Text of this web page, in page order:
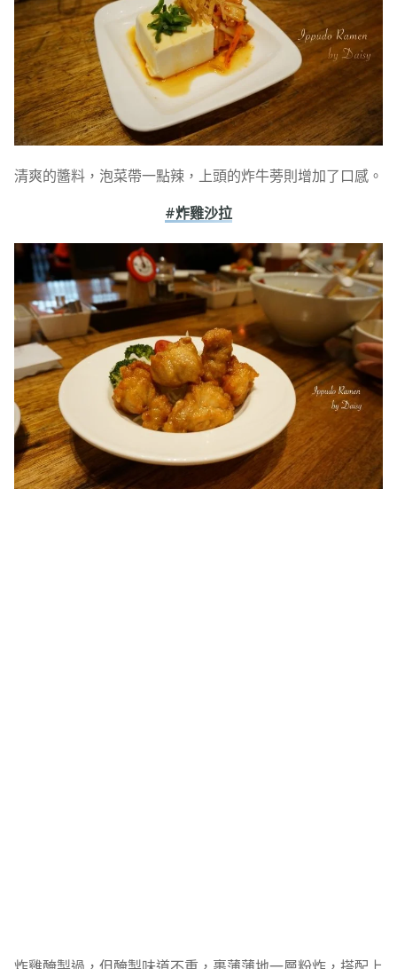
清爽的醬料，泡菜帶一點辣，上頭的炸牛蒡則增加了口感。
#炸雞沙拉